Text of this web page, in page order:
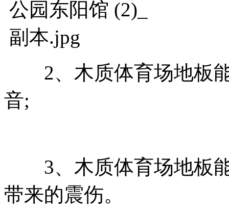
2、木质体育场地板能
音;
3、木质体育场地板能
带来的震伤。